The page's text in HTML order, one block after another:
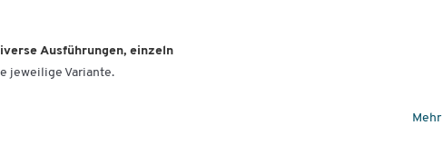
Ausführungen, einzeln
jeweilige Variante.